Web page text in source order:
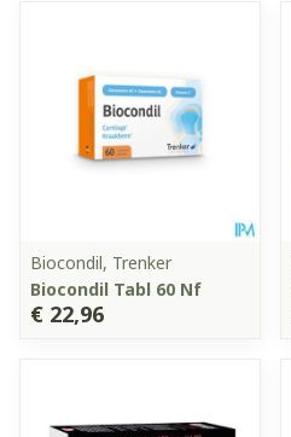
Biocondil, Trenker
Biocondil Tabl 60 Nf
€ 22,96